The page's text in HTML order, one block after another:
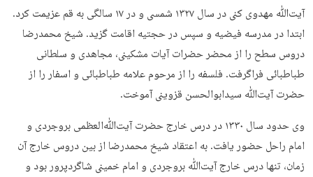
آیت‌ﷲ مهدوی کنی در سال ۱۳۲۷ شمسی و در ۱۷ سالگی به قم عزیمت کرد.
ابتدا در مدرسه فیضیه و سپس در حجتیه اقامت گزید. شیخ محمدرضا
دروس سطح را از محضر حضرات آیات مشکینی، مجاهدی و سلطانی
طباطبائی فراگرفت. فلسفه را از مرحوم علامه طباطبائی و اسفار را از
حضرت آیت‌ﷲ سیدابوالحسن قزوینی آموخت.
وی حدود سال ۱۳۳۰ در درس خارج حضرت آیت‌ﷲ‌العظمی بروجردی و
امام راحل حضور یافت. به اعتقاد شیخ محمدرضا از بین دروس خارج آن
زمان، تنها درس خارج آیت‌ﷲ بروجردی و امام خمینی شاگردپرور بود و